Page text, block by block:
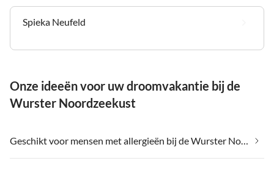
Spieka Neufeld
Onze ideeën voor uw droomvakantie bij de
Wurster Noordzeekust
Geschikt voor mensen met allergieën bij de Wurster Noordzeekust